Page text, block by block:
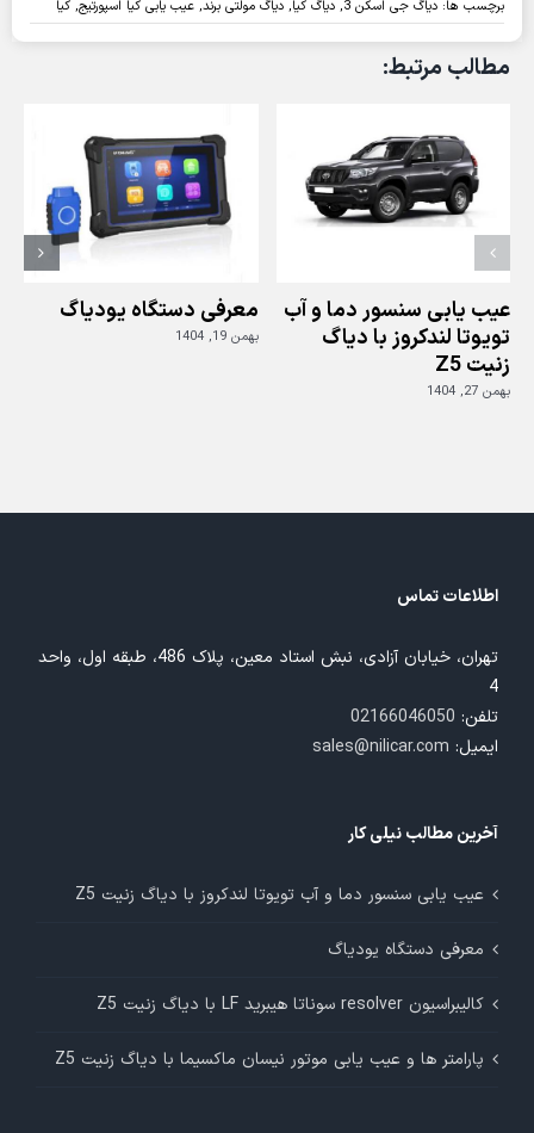
ویدئو:
تنظیم
آپشن
های
مشتری
با
دیاگ
جی
اسکن
3
برچسب ها: دیاگ جی اسکن 3 , دیاگ کیا, دیاگ مولتی برند, عیب یابی کیا اسپورتیج, کیا
مطالب مرتبط:
عیب یابی سنسور دما و آب
تویوتا لندکروز با دیاگ
زنیت Z5
بهمن 27, 1404
معرفی دستگاه یودیاگ
بهمن 19, 1404
اطلاعات تماس
تهران، خیابان آزادی، نبش استاد معین، پلاک 486، طبقه اول، واحد
4
تلفن: 02166046050
ایمیل: sales@nilicar.com
آخرین مطالب نیلی کار
عیب یابی سنسور دما و آب تویوتا لندکروز با دیاگ زنیت Z5
معرفی دستگاه یودیاگ
کالیبراسیون resolver سوناتا هیبرید LF با دیاگ زنیت Z5
پارامتر ها و عیب یابی موتور نیسان ماکسیما با دیاگ زنیت Z5